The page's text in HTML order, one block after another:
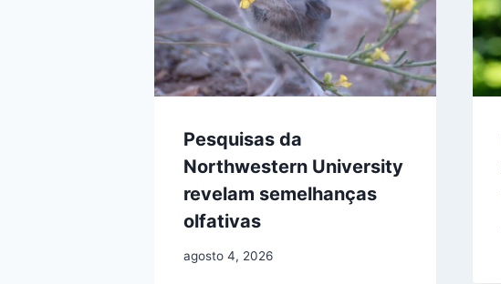
Pesquisas da
Northwestern University
revelam semelhanças
olfativas
agosto 4, 2026